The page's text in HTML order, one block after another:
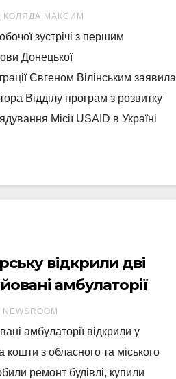
КОЛЯДА МАКСИМ
зустрічі з першим
Донецької
Євгеном Вілінським заявила
Відділу програм з розвитку
Місії USAID в Україні
відкрили дві
амбулаторії
NEWSROOM
амбулаторії відкрили у
кошти з обласного та міського
ремонт будівлі, купили